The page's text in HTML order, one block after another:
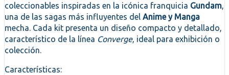
coleccionables inspiradas en la icónica franquicia Gundam,
una de las sagas más influyentes del Anime y Manga
mecha. Cada kit presenta un diseño compacto y detallado,
característico de la línea Converge, ideal para exhibición o
colección.
Características: